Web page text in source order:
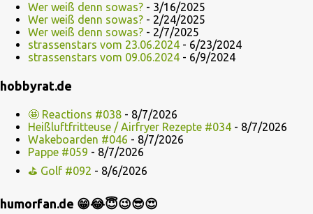
Wer weiß denn sowas? - 3/16/2025
Wer weiß denn sowas? - 2/24/2025
Wer weiß denn sowas? - 2/7/2025
strassenstars vom 23.06.2024 - 6/23/2024
strassenstars vom 09.06.2024 - 6/9/2024
hobbyrat.de
🤩 Reactions #038 - 8/7/2026
Heißluftfritteuse / Airfryer Rezepte #034 - 8/7/2026
Wakeboarden #046 - 8/7/2026
Pappe #059 - 8/7/2026
⛳ Golf #092 - 8/6/2026
humorfan.de 😁😂😇😉😎😍